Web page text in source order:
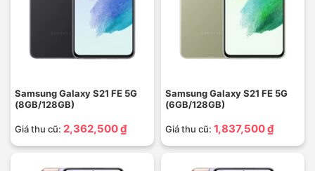
Samsung Galaxy S21 FE 5G
(8GB/128GB)
Giá thu cũ: 2,362,500 ₫
Samsung Galaxy S21 FE 5G
(6GB/128GB)
Giá thu cũ: 1,837,500 ₫